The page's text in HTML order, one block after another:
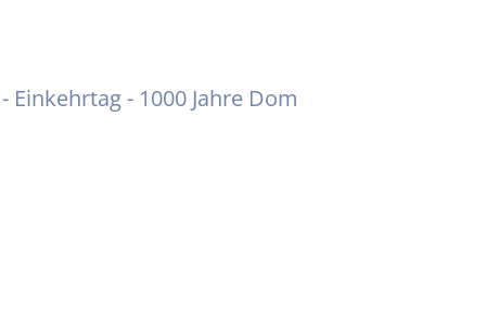
Einkehrtag - 1000 Jahre Dom